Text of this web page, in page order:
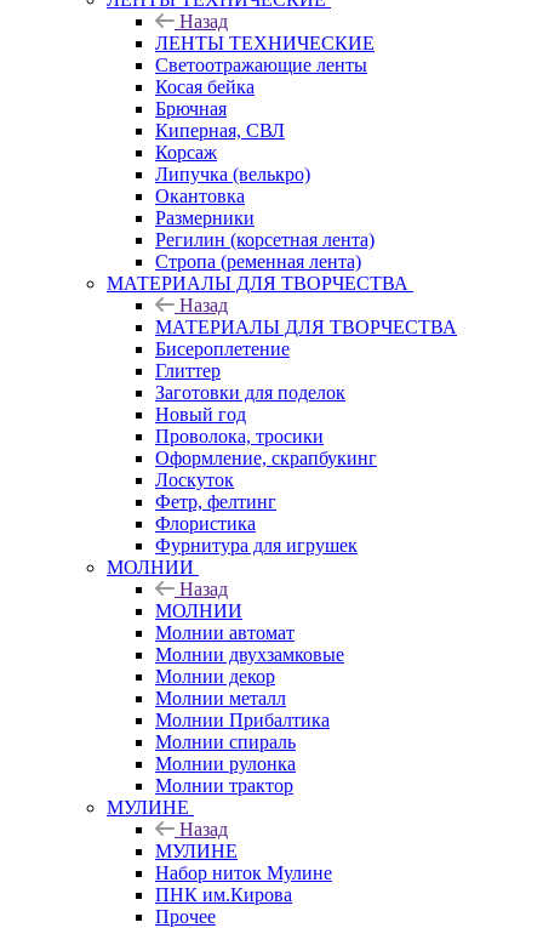
Назад
ЛЕНТЫ ТЕХНИЧЕСКИЕ
Светоотражающие ленты
Косая бейка
Брючная
Киперная, СВЛ
Корсаж
Липучка (велькро)
Окантовка
Размерники
Регилин (корсетная лента)
Стропа (ременная лента)
МАТЕРИАЛЫ ДЛЯ ТВОРЧЕСТВА
Назад
МАТЕРИАЛЫ ДЛЯ ТВОРЧЕСТВА
Бисероплетение
Глиттер
Заготовки для поделок
Новый год
Проволока, тросики
Оформление, скрапбукинг
Лоскуток
Фетр, фелтинг
Флористика
Фурнитура для игрушек
МОЛНИИ
Назад
МОЛНИИ
Молнии автомат
Молнии двухзамковые
Молнии декор
Молнии металл
Молнии Прибалтика
Молнии спираль
Молнии рулонка
Молнии трактор
МУЛИНЕ
Назад
МУЛИНЕ
Набор ниток Мулине
ПНК им.Кирова
Прочее